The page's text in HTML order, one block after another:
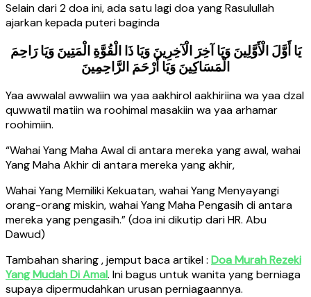
Selain dari 2 doa ini, ada satu lagi doa yang Rasulullah
ajarkan kepada puteri baginda
يَا أَوَّلَ الْأَوَّلِينَ وَيَا آخِرَ الْآخِرِينَ وَيَا ذَا الْقُوَّةِ الْمَتِينَ وَيَا رَاحِمَ
الْمَسَاكِينَ وَيَا أَرْحَمَ الرَّاحِمِينَ
Yaa awwalal awwaliin wa yaa aakhirol aakhiriina wa yaa dzal
quwwatil matiin wa roohimal masakiin wa yaa arhamar
roohimiin.
“Wahai Yang Maha Awal di antara mereka yang awal, wahai
Yang Maha Akhir di antara mereka yang akhir,
Wahai Yang Memiliki Kekuatan, wahai Yang Menyayangi
orang-orang miskin, wahai Yang Maha Pengasih di antara
mereka yang pengasih.” (doa ini dikutip dari HR. Abu
Dawud)
Tambahan sharing , jemput baca artikel : Doa Murah Rezeki
Yang Mudah Di Amal. Ini bagus untuk wanita yang berniaga
supaya dipermudahkan urusan perniagaannya.